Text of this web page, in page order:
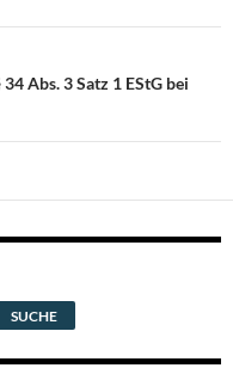
Abs. 3 Satz 1 EStG bei